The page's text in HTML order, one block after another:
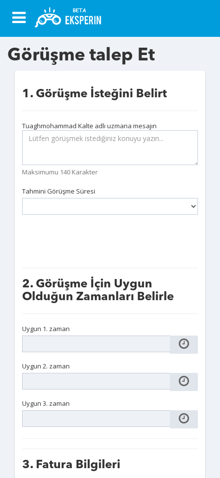
Görüşme talep Et
1. Görüşme İsteğini Belirt
Tuaghmohammad Kalte adlı uzmana mesajın
Maksimumu 140 Karakter
Tahmini Görüşme Süresi
2. Görüşme İçin Uygun
Olduğun Zamanları Belirle
Uygun 1. zaman
Uygun 2. zaman
Uygun 3. zaman
3. Fatura Bilgileri